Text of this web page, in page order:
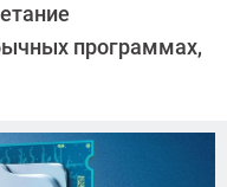
программах,